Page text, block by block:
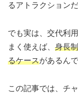
るアトラクション
でも実は、交代利
まく使えば、 身長
るケースがあるんで
この記事では、チ